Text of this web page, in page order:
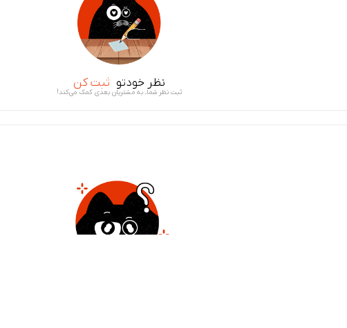
نظر خودتو ثبت کن
ثبت نظر شما، به مشتریان بعدی کمک می‌کند!